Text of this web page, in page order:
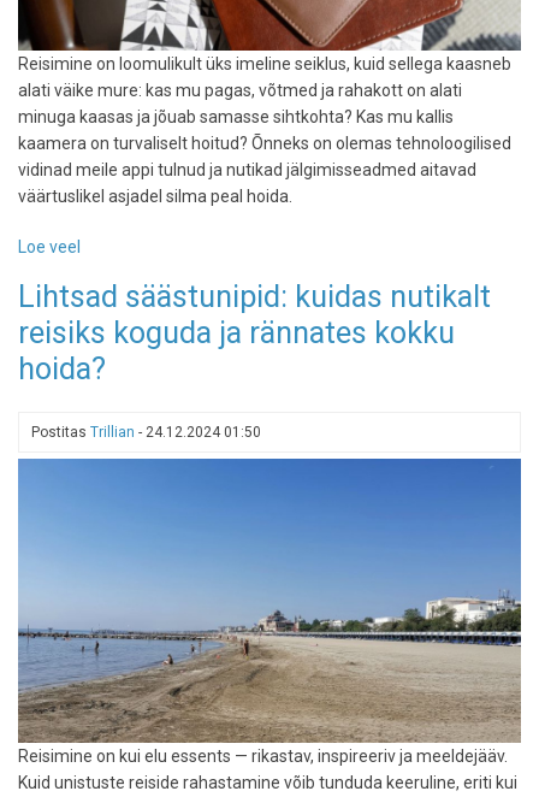
Reisimine on loomulikult üks imeline seiklus, kuid sellega kaasneb
alati väike mure: kas mu pagas, võtmed ja rahakott on alati
minuga kaasas ja jõuab samasse sihtkohta? Kas mu kallis
kaamera on turvaliselt hoitud? Õnneks on olemas tehnoloogilised
vidinad meile appi tulnud ja nutikad jälgimisseadmed aitavad
väärtuslikel asjadel silma peal hoida.
Loe veel
kaota
enam
asju
–
reisile
kaasa
Lihtsad säästunipid: kuidas nutikalt
reisiks koguda ja rännates kokku
hoida?
Postitas Trillian - 24.12.2024 01:50
Reisimine on kui elu essents — rikastav, inspireeriv ja meeldejääv.
Kuid unistuste reiside rahastamine võib tunduda keeruline, eriti kui